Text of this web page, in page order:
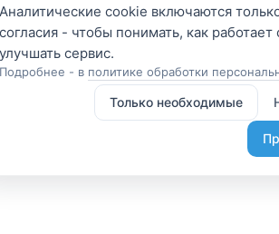
Аналитические cookie включаются
согласия - чтобы понимать, как работает
Подробнее - в политике обработки
Только необходимые